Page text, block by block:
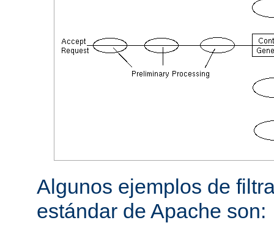
Algunos ejemplos de
estándar de Apache son: